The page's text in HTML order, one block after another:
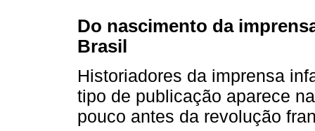
Do nascimento da
Brasil
Historiadores da imprensa
tipo de publicação aparece
pouco antes da revolução